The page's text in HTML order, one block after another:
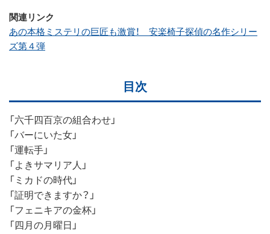
関連リンク
あの本格ミステリの巨匠も激賞！ 安楽椅子探偵の名作シリー
ズ第４弾
目次
「六千四百京の組合わせ」
「バーにいた女」
「運転手」
「よきサマリア人」
「ミカドの時代」
「証明できますか？」
「フェニキアの金杯」
「四月の月曜日」